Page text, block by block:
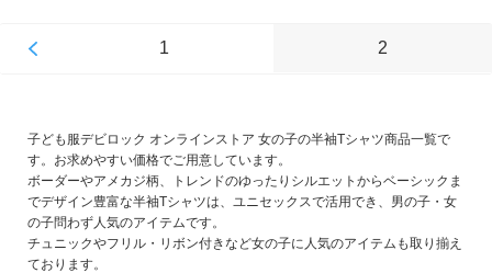
1 2
子ども服デビロック オンラインストア 女の子の半袖Tシャツ商品一覧で
す。お求めやすい価格でご用意しています。
ボーダーやアメカジ柄、トレンドのゆったりシルエットからベーシックま
でデザイン豊富な半袖Tシャツは、ユニセックスで活用でき、男の子・女
の子問わず人気のアイテムです。
チュニックやフリル・リボン付きなど女の子に人気のアイテムも取り揃え
ております。